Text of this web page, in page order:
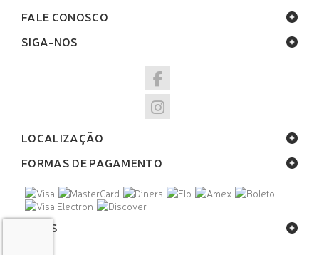
FALE CONOSCO
SIGA-NOS
LOCALIZAÇÃO
FORMAS DE PAGAMENTO
SELOS